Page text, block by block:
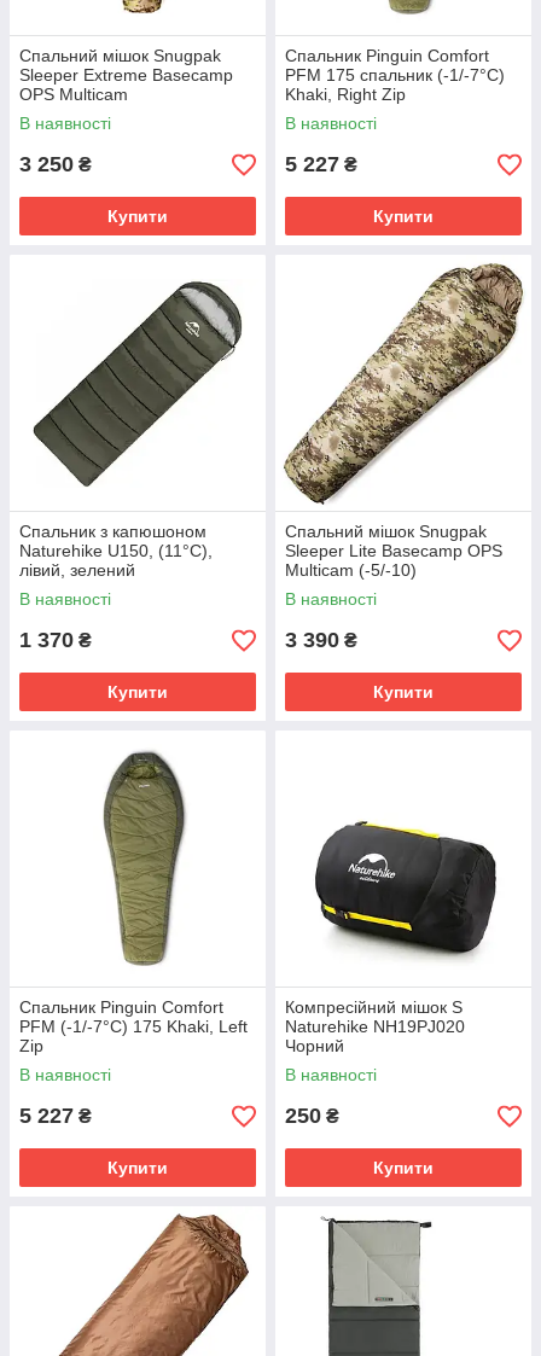
Спальний мішок Snugpak
Sleeper Extreme Basecamp
OPS Multicam
В наявності
3 250 ₴
Купити
Cпальник Pinguin Comfort
PFM 175 спальник (-1/-7°C)
Khaki, Right Zip
В наявності
5 227 ₴
Купити
Спальник з капюшоном
Naturehike U150, (11°C),
лівий, зелений
В наявності
1 370 ₴
Купити
Спальний мішок Snugpak
Sleeper Lite Basecamp OPS
Multicam (-5/-10)
В наявності
3 390 ₴
Купити
Cпальник Pinguin Comfort
PFM (-1/-7°C) 175 Khaki, Left
Zip
В наявності
5 227 ₴
Купити
Компресійний мішок S
Naturehike NH19PJ020
Чорний
В наявності
250 ₴
Купити